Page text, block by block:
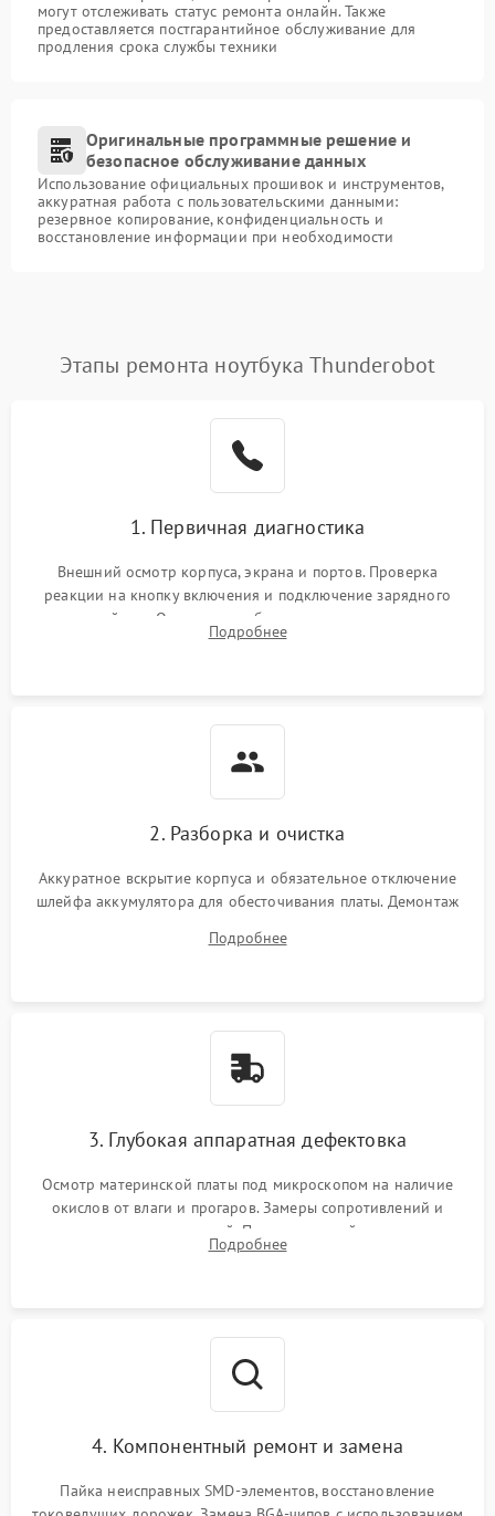
могут отслеживать статус ремонта онлайн. Также
предоставляется постгарантийное обслуживание для
продления срока службы техники
Оригинальные программные решение и
безопасное обслуживание данных
Использование официальных прошивок и инструментов,
аккуратная работа с пользовательскими данными:
резервное копирование, конфиденциальность и
восстановление информации при необходимости
Этапы ремонта ноутбука Thunderobot
1. Первичная диагностика
Внешний осмотр корпуса, экрана и портов. Проверка
реакции на кнопку включения и подключение зарядного
устройства. Оценка потребления тока с помощью
лабораторного блока питания для локализации проблемы.
Подробнее
2. Разборка и очистка
Аккуратное вскрытие корпуса и обязательное отключение
шлейфа аккумулятора для обесточивания платы. Демонтаж
высохшей термопасты с кристаллов чипов.
Подробнее
3. Глубокая аппаратная дефектовка
Осмотр материнской платы под микроскопом на наличие
окислов от влаги и прогаров. Замеры сопротивлений и
дежурных напряжений. Проверка цепей питания,
мультиконтроллера, процессора и видеочипа.
Подробнее
4. Компонентный ремонт и замена
Пайка неисправных SMD-элементов, восстановление